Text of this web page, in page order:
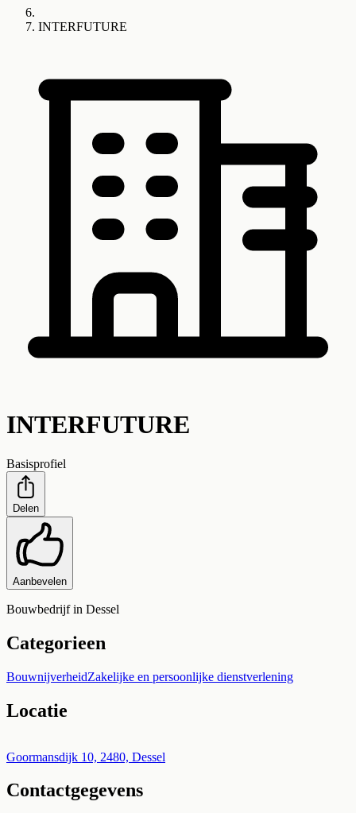
INTERFUTURE
INTERFUTURE
Basisprofiel
Delen
Aanbevelen
Bouwbedrijf in Dessel
Categorieen
BouwnijverheidZakelijke en persoonlijke dienstverlening
Locatie
+
−
Goormansdijk 10, 2480, Dessel
Contactgegevens